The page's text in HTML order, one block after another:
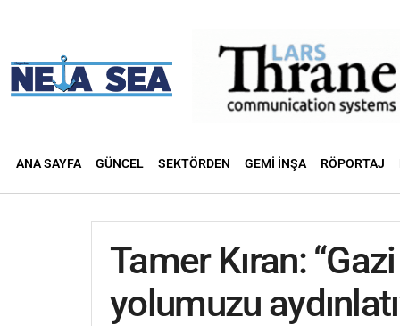
ANA SAYFA GÜNCEL SEKTÖRDEN GEMI İNŞA RÖPORTAJ
Tamer Kıran:
yolumuzu